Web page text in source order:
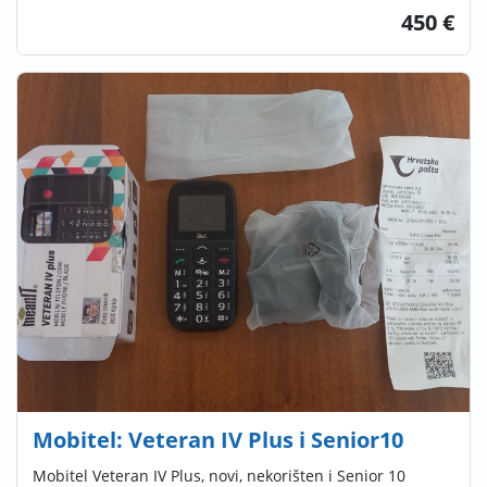
450 €
Mobitel: Veteran IV Plus i Senior10
Mobitel Veteran IV Plus, novi, nekorišten i Senior 10